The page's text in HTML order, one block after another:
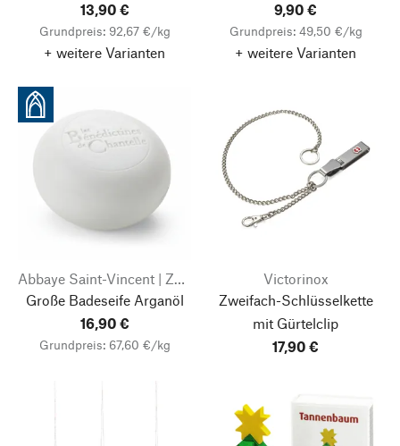
13,90 €
Grundpreis: 92,67 €/kg
+ weitere Varianten
9,90 €
Grundpreis: 49,50 €/kg
+ weitere Varianten
Abbaye Saint-Vincent | Zhenobya Aleppo- und Naturseifen
Große Badeseife Arganöl
16,90 €
Grundpreis: 67,60 €/kg
Victorinox
Zweifach-Schlüsselkette
mit Gürtelclip
17,90 €